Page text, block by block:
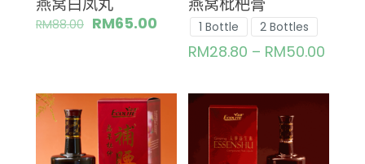
燕窝白凤丸
RM88.00 RM65.00
燕窝枇杷膏
1 Bottle 2 Bottles
RM28.80 – RM50.00